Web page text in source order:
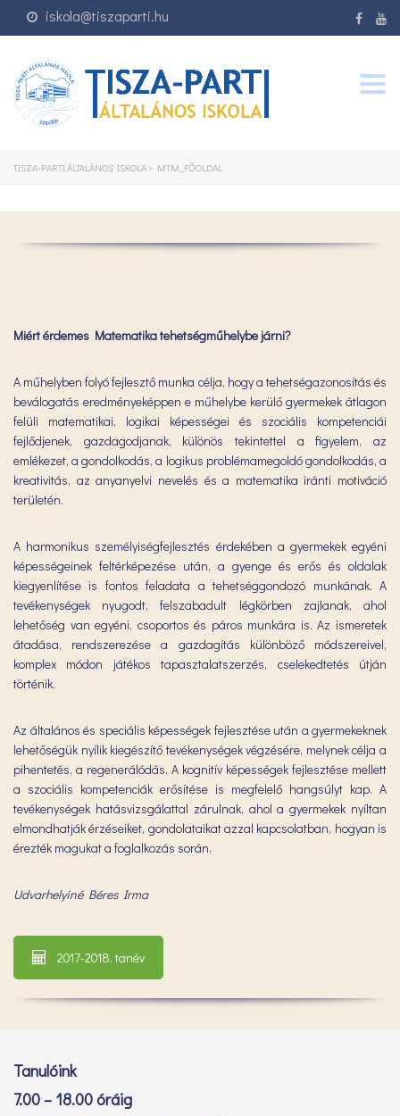
iskola@tiszaparti.hu
TISZA-PARTI ÁLTALÁNOS ISKOLA > MTM_FŐOLDAL
Miért érdemes Matematika tehetségműhelybe járni?
A műhelyben folyó fejlesztő munka célja, hogy a tehetségazonosítás és
beválogatás eredményeképpen e műhelybe kerülő gyermekek átlagon
felüli matematikai, logikai képességei és szociális kompetenciái
fejlődjenek, gazdagodjanak, különös tekintettel a figyelem, az
emlékezet, a gondolkodás, a logikus problémamegoldó gondolkodás, a
kreativitás, az anyanyelvi nevelés és a matematika iránti motiváció
területén.
A harmonikus személyiségfejlesztés érdekében a gyermekek egyéni
képességeinek feltérképezése után, a gyenge és erős és oldalak
kiegyenlítése is fontos feladata a tehetséggondozó munkának. A
tevékenységek nyugodt, felszabadult légkörben zajlanak, ahol
lehetőség van egyéni, csoportos és páros munkára is. Az ismeretek
átadása, rendszerezése a gazdagítás különböző módszereivel,
komplex módon játékos tapasztalatszerzés, cselekedtetés útján
történik.
Az általános és speciális képességek fejlesztése után a gyermekeknek
lehetőségük nyílik kiegészítő tevékenységek végzésére, melynek célja a
pihentetés, a regenerálódás. A kognitív képességek fejlesztése mellett
a szociális kompetenciák erősítése is megfelelő hangsúlyt kap. A
tevékenységek hatásvizsgálattal zárulnak, ahol a gyermekek nyíltan
elmondhatják érzéseiket, gondolataikat azzal kapcsolatban, hogyan is
érezték magukat a foglalkozás során.
Udvarhelyiné Béres Irma
2017-2018. tanév
Tanulóink
7.00 – 18.00 óráig